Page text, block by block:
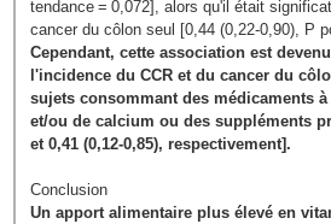
tendance = 0,072], alors qu'il était
cancer du côlon seul [0,44 (0,22-0,90), P
Cependant, cette association est
l'incidence du CCR et du cancer du
sujets consommant des médicaments
et/ou de calcium ou des suppléments
et 0,41 (0,12-0,85), respectivement].
Conclusion
Un apport alimentaire plus élevé en